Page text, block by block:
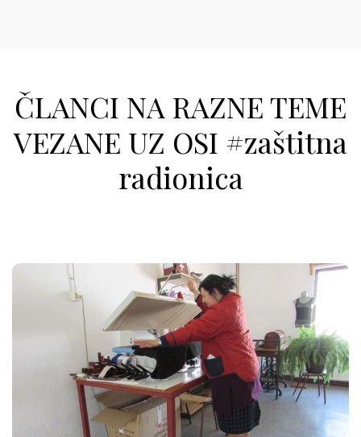
ČLANCI NA RAZNE TEME
VEZANE UZ OSI #zaštitna
radionica